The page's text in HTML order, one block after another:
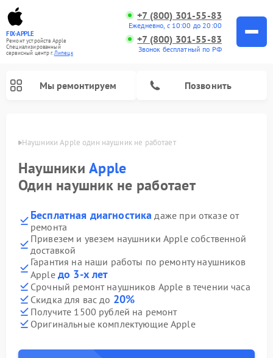
FIX-APPLE
Ремонт устройств Apple
Специализированный
cервисный центр г.Липецк
+7 (800) 301-55-83
Ежедневно, с 10:00 до 20:00
+7 (800) 301-55-83
Звонок бесплатный по РФ
Мы ремонтируем Позвонить
Наушники Apple один наушник не работает
НаушникиApple
Один наушник не работает
Бесплатная диагностика даже при отказе от
ремонта
Привезем и увезем наушники Apple собственной
доставкой
Гарантия на наши работы по ремонту наушников
Apple до 3-х лет
Срочный ремонт наушников Apple в течении часа
Скидка для вас до 20%
Получите 1500 рублей на ремонт
Оригинальные комплектующие Apple